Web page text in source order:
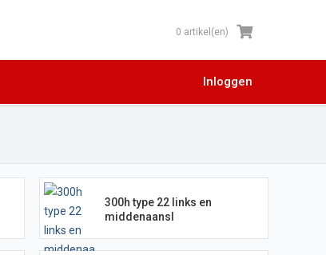
0 artikel(en)
Inloggen
300h type 22 links en
middenaansl